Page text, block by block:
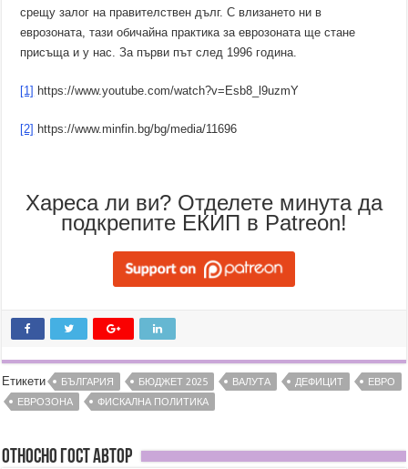
срещу залог на правителствен дълг. С влизането ни в
еврозоната, тази обичайна практика за еврозоната ще стане
присъща и у нас. За първи път след 1996 година.
[1] https://www.youtube.com/watch?v=Esb8_l9uzmY
[2] https://www.minfin.bg/bg/media/11696
Хареса ли ви? Отделете минута да
подкрепите ЕКИП в Patreon!
Етикети БЪЛГАРИЯ БЮДЖЕТ 2025 ВАЛУТА ДЕФИЦИТ
ЕВРО
ЕВРОЗОНА
ФИСКАЛНА ПОЛИТИКА
Относно Гост Автор